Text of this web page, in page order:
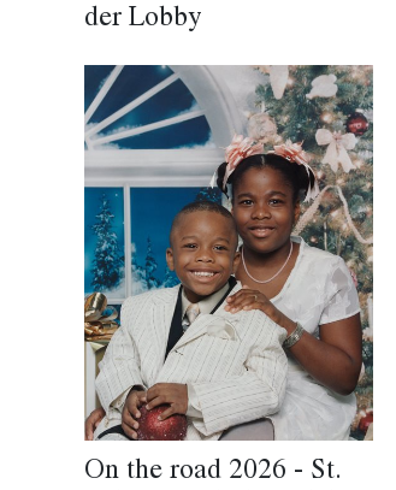
der Lobby
On the road 2026 - St.